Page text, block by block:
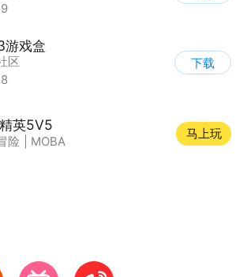
戏盒
区
下载
英5V5
险 MOBA
马上玩